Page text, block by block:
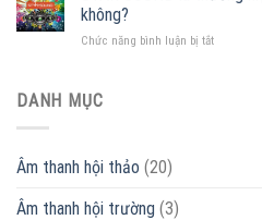
loa
Tết
không?
Chức năng bình luận bị tắtở
DANH MỤC
Âm thanh hội thảo (20)
Âm thanh hội trường (3)